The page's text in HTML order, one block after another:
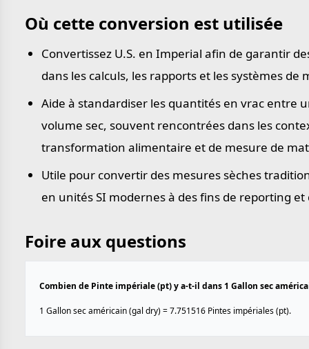
Où cette conversion est utilisée
Convertissez U.S. en Imperial afin de garantir
dans les calculs, les rapports et les systèmes de
Aide à standardiser les quantités en vrac entre
volume sec, souvent rencontrées dans les
transformation alimentaire et de mesure de
Utile pour convertir des mesures sèches
en unités SI modernes à des fins de reporting
Foire aux questions
Combien de Pinte impériale (pt) y a-t-il dans 1 Gallon sec
1 Gallon sec américain (gal dry) = 7.751516 Pintes impériales (pt).